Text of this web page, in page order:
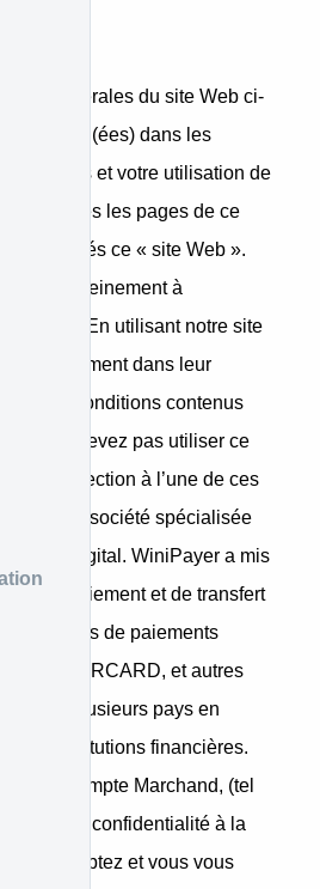
générales du site Web ci-
mentionn(ées) dans les
accès et votre utilisation de
toutes les pages de ce
appelés ce « site Web ».
pleinement à
Web. En utilisant notre site
expressément dans leur
et conditions contenus
ne devez pas utiliser ce
une objection à l’une de ces
est une société spécialisée
le digital. WiniPayer a mis
de paiement et de transfert
moyens de paiements
MASTERCARD, et autres
dans plusieurs pays en
d’institutions financières.
un Compte Marchand, (tel
de confidentialité à la
acceptez et vous vous